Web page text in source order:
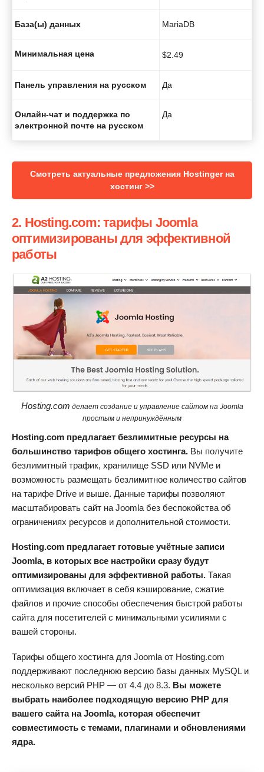
База(ы) данных MariaDB
Минимальная цена $2.49
Панель управления на русском Да
Онлайн-чат и поддержка по
электронной почте на русском
Да
Смотреть актуальные предложения Hostinger на
хостинг >>
2. Hosting.com: тарифы Joomla
оптимизированы для эффективной
работы
Hosting.com делает создание и управление сайтом на Joomla
простым и непринуждённым
Hosting.com предлагает безлимитные ресурсы на
большинство тарифов общего хостинга. Вы получите
безлимитный трафик, хранилище SSD или NVMe и
возможность размещать безлимитное количество сайтов
на тарифе Drive и выше. Данные тарифы позволяют
масштабировать сайт на Joomla без беспокойства об
ограничениях ресурсов и дополнительной стоимости.
Hosting.com предлагает готовые учётные записи
Joomla, в которых все настройки сразу будут
оптимизированы для эффективной работы. Такая
оптимизация включает в себя кэширование, сжатие
файлов и прочие способы обеспечения быстрой работы
сайта для посетителей с минимальными усилиями с
вашей стороны.
Тарифы общего хостинга для Joomla от Hosting.com
поддерживают последнюю версию базы данных MySQL и
несколько версий PHP — от 4.4 до 8.3. Вы можете
выбрать наиболее подходящую версию PHP для
вашего сайта на Joomla, которая обеспечит
совместимость с темами, плагинами и обновлениями
ядра.